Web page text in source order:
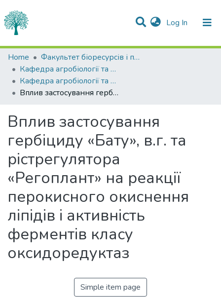
Log In (current)
Statistics
Communities & Collections
All of DSpace
Home
Факультет біоресурсів і природокористування
Кафедра агробіології та біохімії
Кафедра агробіології та біохімії
Вплив застосування гербіциду «Бату», в.г. та рістрегулятора «Регоплант» на реакції перокисного окиснення ліпідів і активність ферментів класу оксидоредуктаз
Вплив застосування
гербіциду «Бату», в.г. та
рістрегулятора
«Регоплант» на реакції
перокисного окиснення
ліпідів і активність
ферментів класу
оксидоредуктаз
Simple item page